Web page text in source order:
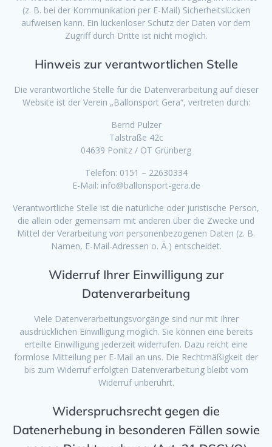
(z. B. bei der Kommunikation per E-Mail) Sicherheitslücken
aufweisen kann. Ein lückenloser Schutz der Daten vor dem
Zugriff durch Dritte ist nicht möglich.
Hinweis zur verantwortlichen Stelle
Die verantwortliche Stelle für die Datenverarbeitung auf dieser
Website ist der Verein „Ballonsport Gera“, vertreten durch:
Bernd Pulzer
Talstraße 42c
04639 Ponitz / OT Grünberg
Telefon: 0151 – 22630334
E-Mail: info@ballonsport-gera.de
Verantwortliche Stelle ist die natürliche oder juristische Person,
die allein oder gemeinsam mit anderen über die Zwecke und
Mittel der Verarbeitung von personenbezogenen Daten (z. B.
Namen, E-Mail-Adressen o. Ä.) entscheidet.
Widerruf Ihrer Einwilligung zur
Datenverarbeitung
Viele Datenverarbeitungsvorgänge sind nur mit Ihrer
ausdrücklichen Einwilligung möglich. Sie können eine bereits
erteilte Einwilligung jederzeit widerrufen. Dazu reicht eine
formlose Mitteilung per E-Mail an uns. Die Rechtmäßigkeit der
bis zum Widerruf erfolgten Datenverarbeitung bleibt vom
Widerruf unberührt.
Widerspruchsrecht gegen die
Datenerhebung in besonderen Fällen sowie